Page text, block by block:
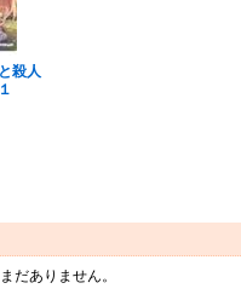
殺人
だありません。